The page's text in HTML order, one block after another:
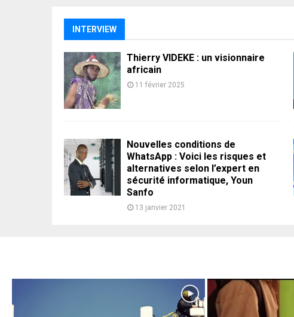
INTERVIEW
Thierry VIDEKE : un visionnaire
africain
11 février 2025
Nouvelles conditions de
WhatsApp : Voici les risques et
alternatives selon l’expert en
sécurité informatique, Youn
Sanfo
13 janvier 2021